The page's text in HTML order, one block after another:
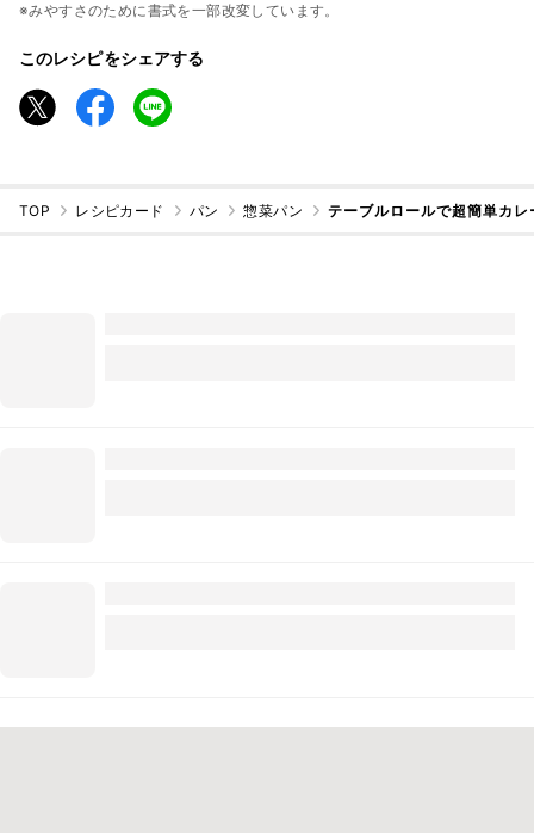
※みやすさのために書式を一部改変しています。
このレシピをシェアする
TOP レシピカード パン 惣菜パン テーブルロールで超簡単カレ